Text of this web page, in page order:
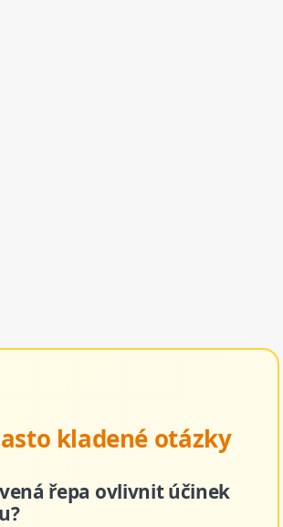
kladené otázky
řepa ovlivnit účinek